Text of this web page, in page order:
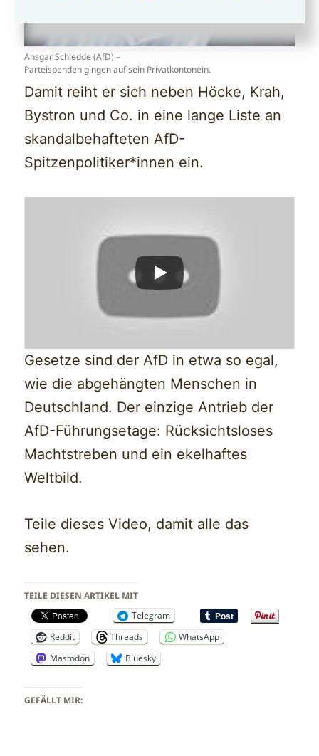
Ansgar Schledde (AfD) –
Parteispenden gingen auf sein Privatkontonein.
Damit reiht er sich neben Höcke, Krah,
Bystron und Co. in eine lange Liste an
skandalbehafteten AfD-
Spitzenpolitiker*innen ein.
Gesetze sind der AfD in etwa so egal,
wie die abgehängten Menschen in
Deutschland. Der einzige Antrieb der
AfD-Führungsetage: Rücksichtsloses
Machtstreben und ein ekelhaftes
Weltbild.
Teile dieses Video, damit alle das
sehen.
TEILE DIESEN ARTIKEL MIT
Telegram
Reddit
Threads
WhatsApp
Mastodon
Bluesky
GEFÄLLT MIR: